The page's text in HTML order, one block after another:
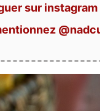
sur